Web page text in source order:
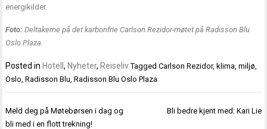
energikilder.
Foto: Deltakerne på det karbonfrie Carlson Rezidor-møtet på Radisson Blu
Oslo Plaza.
Posted in Hotell, Nyheter, Reiseliv TaggedCarlson Rezidor, klima,miljø,
Oslo,Radisson Blu,Radisson Blu Oslo Plaza
Innleggsnavigasjon
Meld deg på Møtebørsen i dag og
bli med i en flott trekning!
Bli bedre kjent med: Kari Lie